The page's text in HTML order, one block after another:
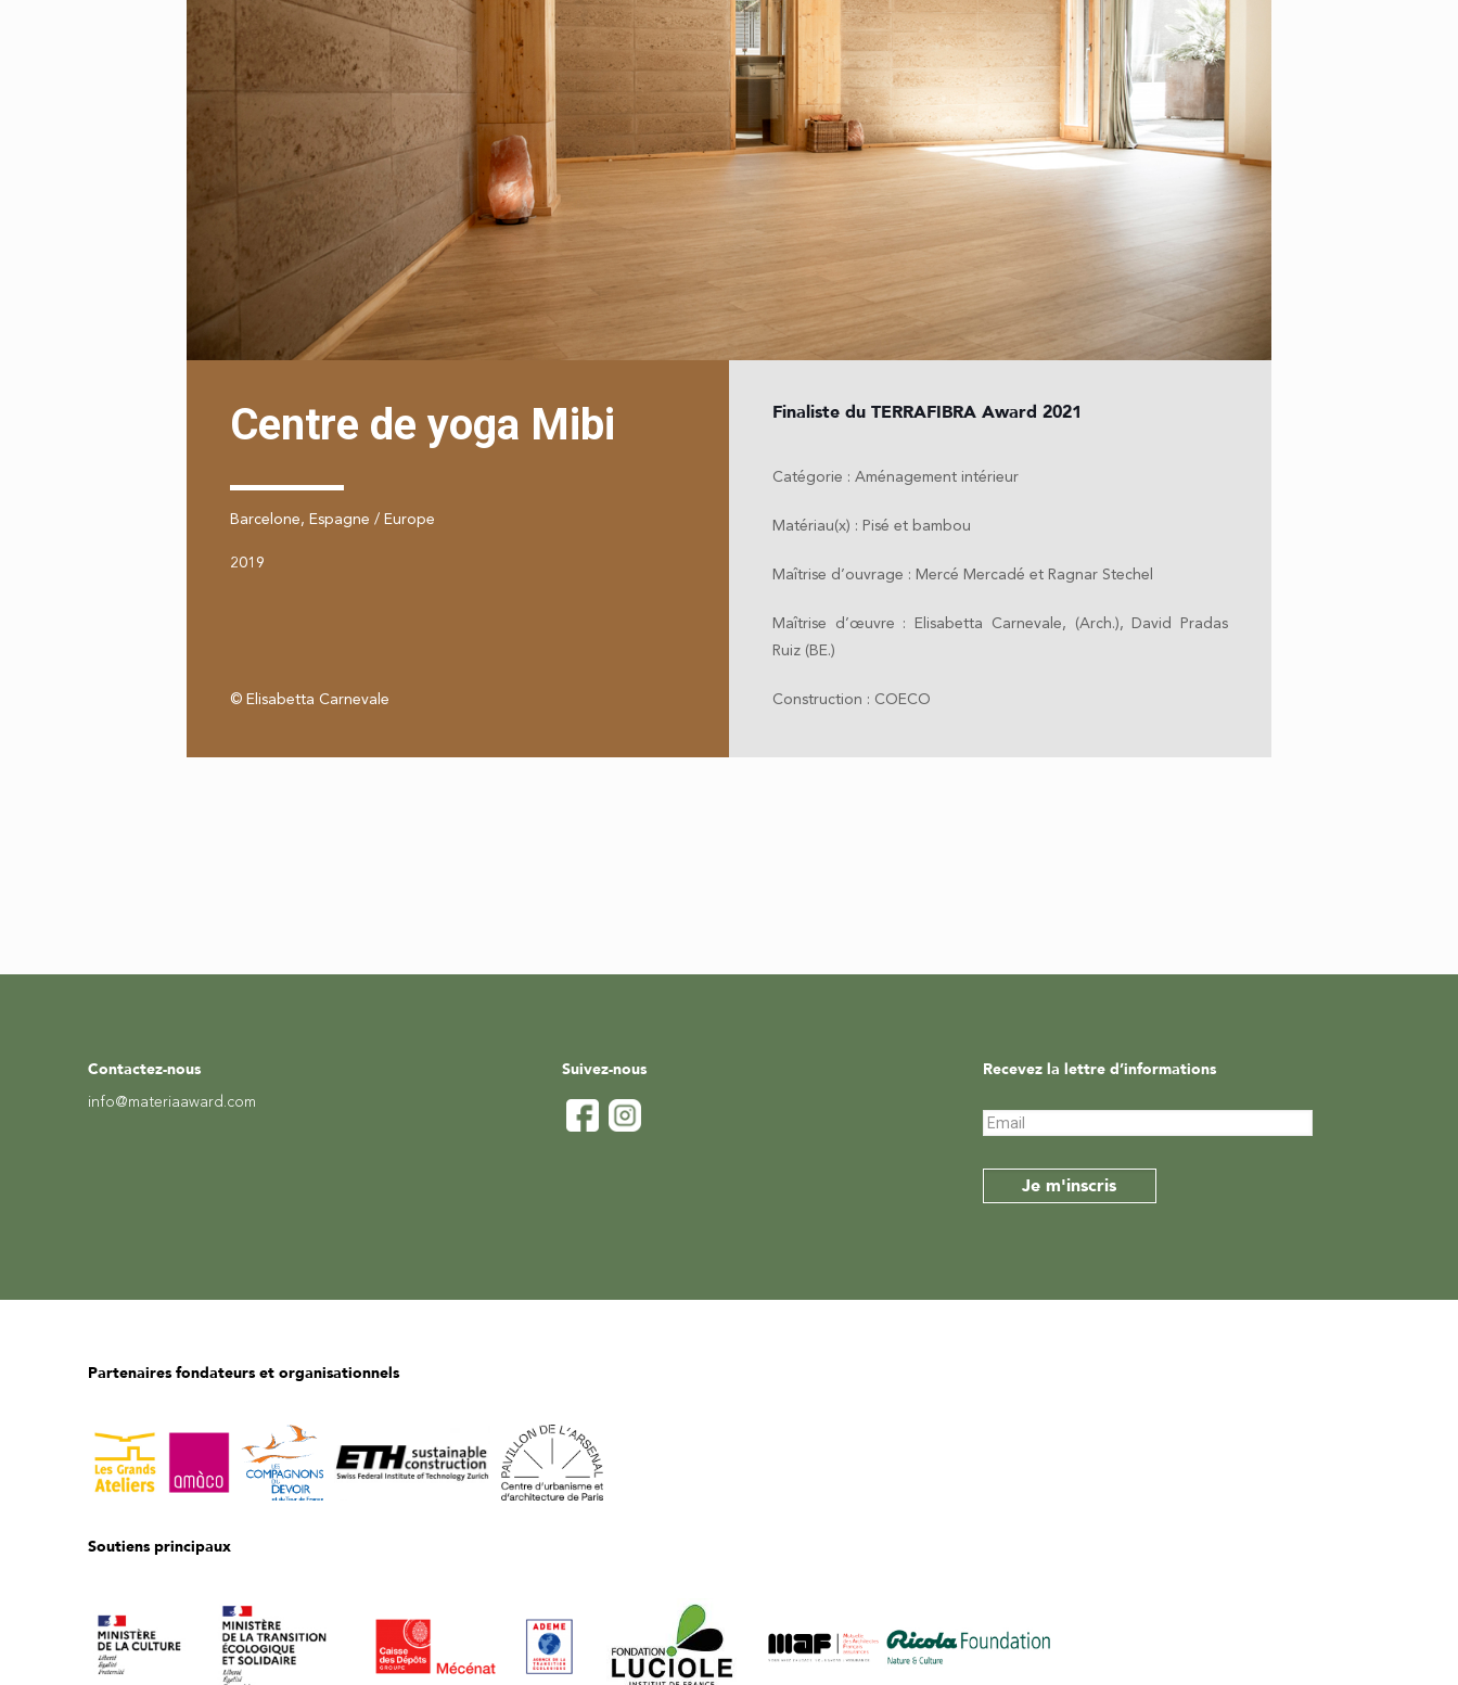
Centre de yoga Mibi
Barcelone, Espagne / Europe
2019
© Elisabetta Carnevale
Finaliste du TERRAFIBRA Award 2021
Catégorie : Aménagement intérieur
Matériau(x) : Pisé et bambou
Maîtrise d’ouvrage : Mercé Mercadé et Ragnar Stechel
Maîtrise d’œuvre : Elisabetta Carnevale, (Arch.), David Pradas
Ruiz (BE.)
Construction : COECO
Contactez-nous
info@materiaaward.com
Suivez-nous Recevez la lettre d’informations
Partenaires fondateurs et organisationnels
Soutiens principaux